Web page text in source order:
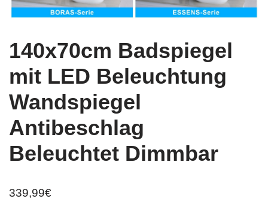
140x70cm Badspiegel
mit LED Beleuchtung
Wandspiegel
Antibeschlag
Beleuchtet Dimmbar
339,99€